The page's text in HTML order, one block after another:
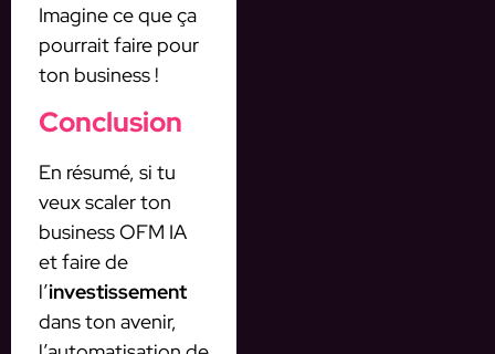
Imagine ce que ça
pourrait faire pour
ton business !
Conclusion
En résumé, si tu
veux scaler ton
business OFM IA
et faire de
l’investissement
dans ton avenir,